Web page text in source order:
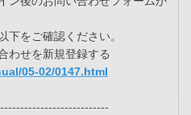
下をご確認ください。
わせを新規登録する
05-02/0147.html